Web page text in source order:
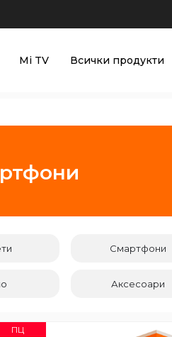
Mi TV Всички продукти
Смартфони
Аксесоари
ПЦ